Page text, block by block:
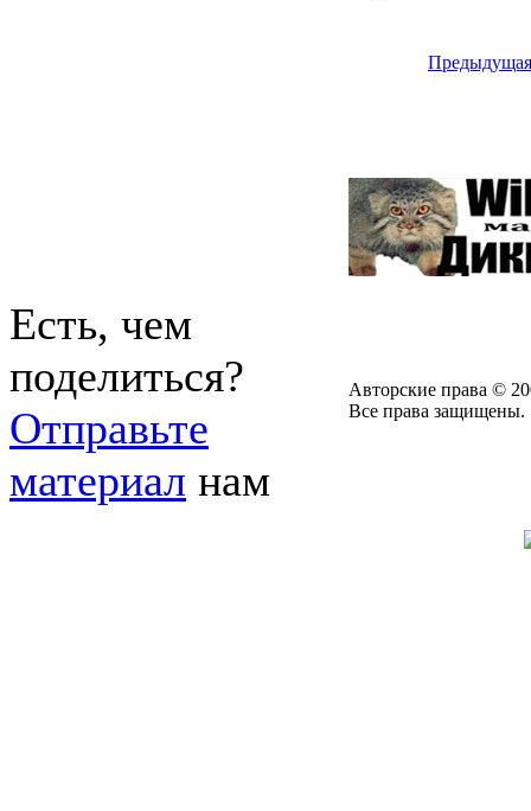
Предыдущая
Есть, чем
поделиться?
Отправьте
материал нам
Авторские права ©
Все права защищены.